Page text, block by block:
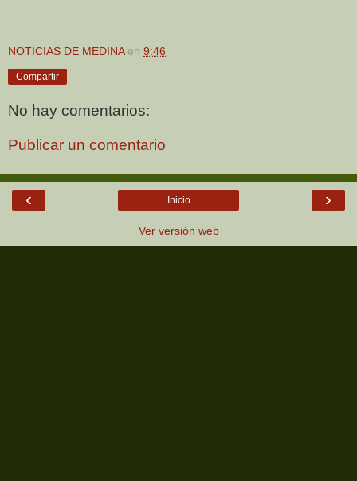
NOTICIAS DE MEDINA en 9:46
Compartir
No hay comentarios:
Publicar un comentario
‹ ›
Inicio
Ver versión web